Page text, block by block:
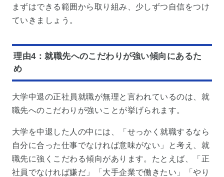
まずはできる範囲から取り組み、少しずつ自信をつけ
ていきましょう。
理由4：就職先へのこだわりが強い傾向にあるた
め
大学中退の正社員就職が無理と言われているのは、就
職先へのこだわりが強いことが挙げられます。
大学を中退した人の中には、「せっかく就職するなら
自分に合った仕事でなければ意味がない」と考え、就
職先に強くこだわる傾向があります。たとえば、「正
社員でなければ嫌だ」「大手企業で働きたい」「やり